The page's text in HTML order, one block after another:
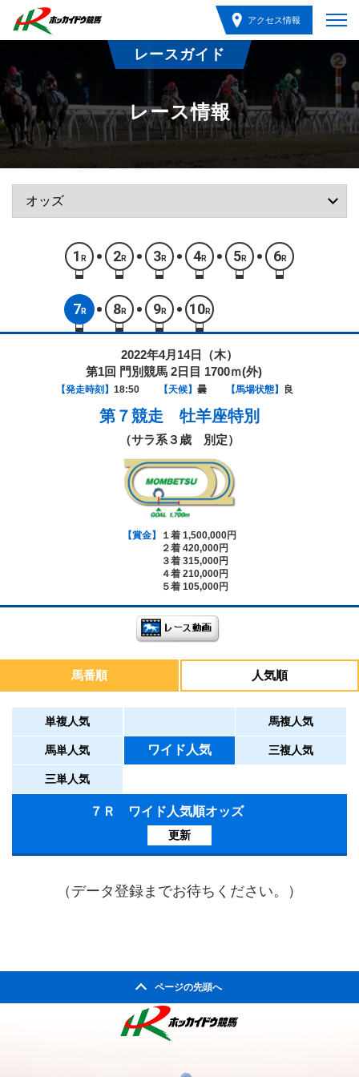
アクセス情報
レースガイド
レース情報
1 R 2R 3R 4R 5R 6R
7 R 8R 9R 10R
2022年4月14日（木）
第1回 門別競馬 2日目 1700ｍ(外)
【発走時刻】 18:50 【天候】 曇 【馬場状態】 良
第７競走 牡羊座特別
（サラ系３歳 別定）
【賞金】
１着 1,500,000円
２着 420,000円
３着 315,000円
４着 210,000円
５着 105,000円
馬番順 人気順
単複人気 馬複人気
馬単人気 ワイド人気 三複人気
三単人気
７Ｒ ワイド人気順オッズ
更新
（データ登録までお待ちください。）
ページの先頭へ